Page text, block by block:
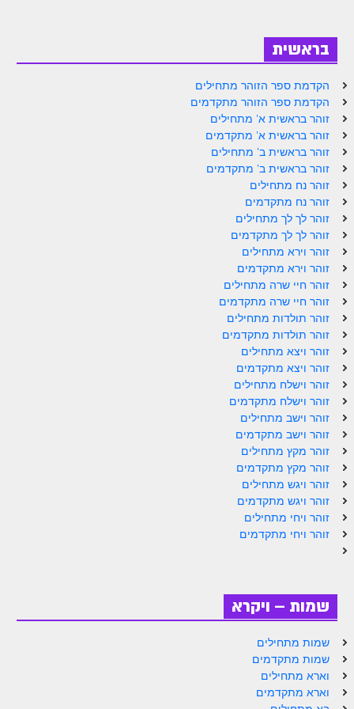
ספר הזוהר הקדוש זוהר ויקרא השקפה
ספר הזוהר הקדוש זוהר ויקרא מתקדמים
זוהר צו מתחילים
זוהר צו מתקדמים
פרשת שמיני מתחילים
פרשת שמיני מתקדמים
ספר הזוהר פרשת תזריע למתחילים
ספר הזוהר פרשת תזריע למתקדמים
זוהר מצורע מתחילים
זוהר מצורע למתקדמים
זוהר אחרי מות למתחילים
זוהר אחרי מות למתקדמים
הזוהר הקדוש – קדושים למתחילים
הזוהר הקדוש – קדושים למתקדמים
ספר הזוהר אמור השקפה
ספר הזוהר אמור מתקדמים
הזוהר הקדוש פרשת בהר למתחילים
הזוהר הקדוש פרשת בהר – מתקדמים
זוהר הקדוש בחוקותי למתקדמים
ספר הזוהר – במדבר
זוהר במדבר מתחילים
זוהר במדבר מתקדמים
בראשית
הקדמת ספר הזוהר מתחילים
הקדמת ספר הזוהר מתקדמים
זוהר בראשית א' מתחילים
זוהר בראשית א' מתקדמים
זוהר בראשית ב' מתחילים
זוהר בראשית ב' מתקדמים
זוהר נח מתחילים
זוהר נח מתקדמים
זוהר לך לך מתחילים
זוהר לך לך מתקדמים
זוהר וירא מתחילים
זוהר וירא מתקדמים
זוהר חיי שרה מתחילים
זוהר חיי שרה מתקדמים
זוהר תולדות מתחילים
זוהר תולדות מתקדמים
זוהר ויצא מתחילים
זוהר ויצא מתקדמים
זוהר וישלח מתחילים
זוהר וישלח מתקדמים
זוהר וישב מתחילים
זוהר וישב מתקדמים
זוהר מקץ מתחילים
זוהר מקץ מתקדמים
זוהר ויגש מתחילים
זוהר ויגש מתקדמים
זוהר ויחי מתחילים
זוהר ויחי מתקדמים
שמות – ויקרא
שמות מתחילים
שמות מתקדמים
וארא מתחילים
וארא מתקדמים